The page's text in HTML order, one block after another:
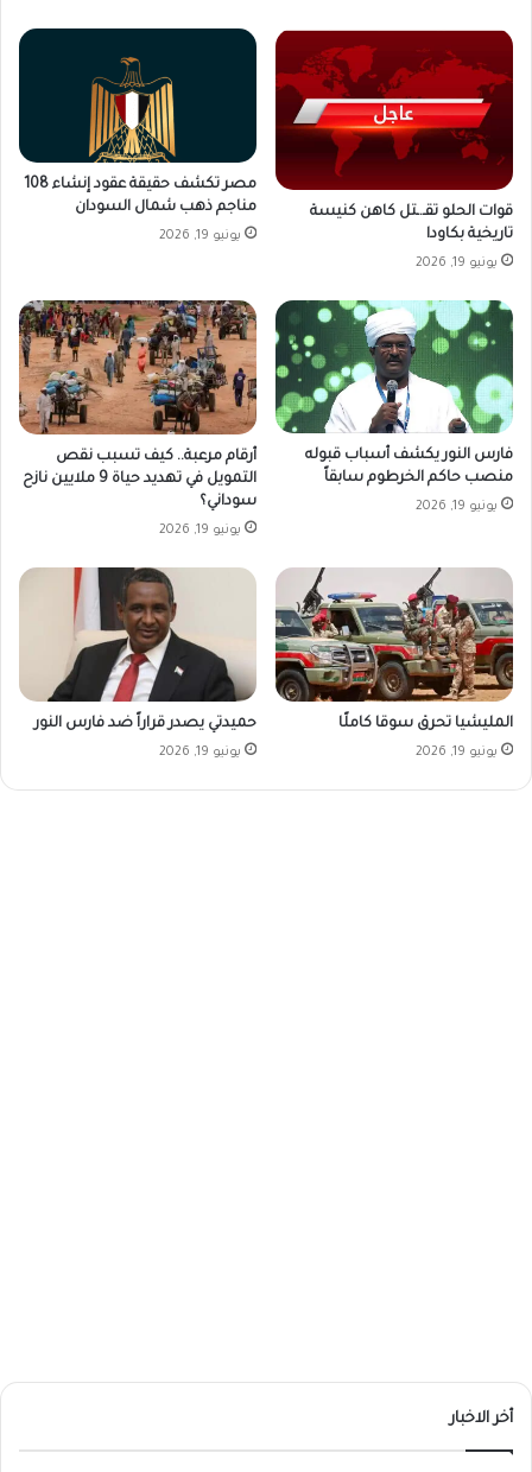
قوات الحلو تقـ.ـتل كاهن كنيسة
تاريخية بكاودا
يونيو 19, 2026
مصر تكشف حقيقة عقود إنشاء 108
مناجم ذهب شمال السودان
يونيو 19, 2026
فارس النور يكشف أسباب قبوله
منصب حاكم الخرطوم سابقاً
يونيو 19, 2026
أرقام مرعبة.. كيف تسبب نقص
التمويل في تهديد حياة 9 ملايين نازح
سوداني؟
يونيو 19, 2026
المليشيا تحرق سوقا كاملًا
يونيو 19, 2026
حميدتي يصدر قراراً ضد فارس النور
يونيو 19, 2026
أخر الاخبار